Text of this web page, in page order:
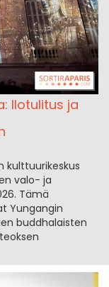
Ilotulitus ja
kulttuurikeskus
valo- ja
Tämä
Yungangin
buddhalaisten